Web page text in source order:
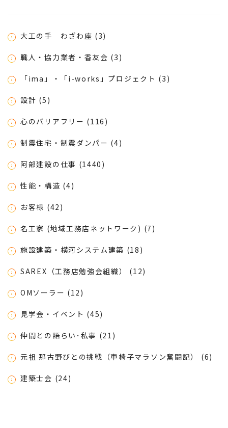
大工の手 わざわ座 (3)
職人・協力業者・香友会 (3)
「ima」・「i-works」プロジェクト (3)
設計 (5)
心のバリアフリー (116)
制震住宅・制震ダンパー (4)
阿部建設の仕事 (1440)
性能・構造 (4)
お客様 (42)
名工家 (地域工務店ネットワーク) (7)
施設建築・横河システム建築 (18)
SAREX（工務店勉強会組織） (12)
OMソーラー (12)
見学会・イベント (45)
仲間との語らい･私事 (21)
元祖 那古野びとの挑戦（車椅子マラソン奮闘記） (6)
建築士会 (24)